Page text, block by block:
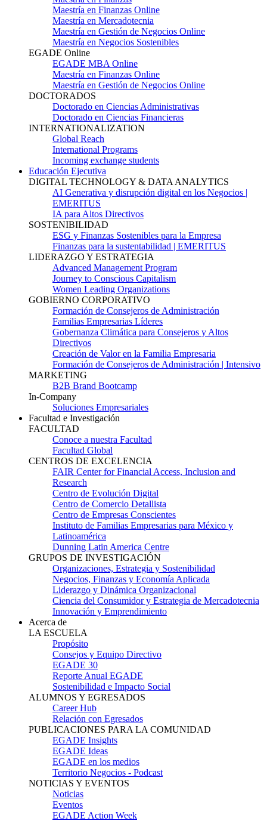
Maestría en Finanzas Online
Maestría en Mercadotecnia
Maestría en Gestión de Negocios Online
Maestría en Negocios Sostenibles
EGADE Online
EGADE MBA Online
Maestría en Finanzas Online
Maestría en Gestión de Negocios Online
DOCTORADOS
Doctorado en Ciencias Administrativas
Doctorado en Ciencias Financieras
INTERNATIONALIZATION
Global Reach
International Programs
Incoming exchange students
Educación Ejecutiva
DIGITAL TECHNOLOGY & DATA ANALYTICS
AI Generativa y disrupción digital en los Negocios |
EMERITUS
IA para Altos Directivos
SOSTENIBILIDAD
ESG y Finanzas Sostenibles para la Empresa
Finanzas para la sustentabilidad | EMERITUS
LIDERAZGO Y ESTRATEGIA
Advanced Management Program
Journey to Conscious Capitalism
Women Leading Organizations
GOBIERNO CORPORATIVO
Formación de Consejeros de Administración
Familias Empresarias Líderes
Gobernanza Climática para Consejeros y Altos
Directivos
Creación de Valor en la Familia Empresaria
Formación de Consejeros de Administración | Intensivo
MARKETING
B2B Brand Bootcamp
In-Company
Soluciones Empresariales
Facultad e Investigación
FACULTAD
Conoce a nuestra Facultad
Facultad Global
CENTROS DE EXCELENCIA
FAIR Center for Financial Access, Inclusion and
Research
Centro de Evolución Digital
Centro de Comercio Detallista
Centro de Empresas Conscientes
Instituto de Familias Empresarias para México y
Latinoamérica
Dunning Latin America Centre
GRUPOS DE INVESTIGACIÓN
Organizaciones, Estrategia y Sostenibilidad
Negocios, Finanzas y Economía Aplicada
Liderazgo y Dinámica Organizacional
Ciencia del Consumidor y Estrategia de Mercadotecnia
Innovación y Emprendimiento
Acerca de
LA ESCUELA
Propósito
Consejos y Equipo Directivo
EGADE 30
Reporte Anual EGADE
Sostenibilidad e Impacto Social
ALUMNOS Y EGRESADOS
Career Hub
Relación con Egresados
PUBLICACIONES PARA LA COMUNIDAD
EGADE Insights
EGADE Ideas
EGADE en los medios
Territorio Negocios - Podcast
NOTICIAS Y EVENTOS
Noticias
Eventos
EGADE Action Week